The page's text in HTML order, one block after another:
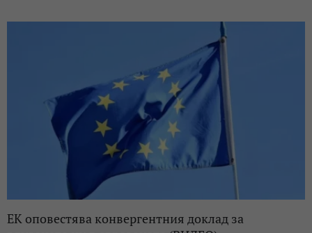
ЕК оповестява конвергентния доклад за